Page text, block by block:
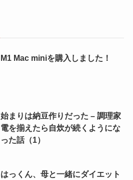
M1 Mac miniを購入しました！
始まりは納豆作りだった – 調理家
電を揃えたら自炊が続くようにな
った話（1）
はっくん、母と一緒にダイエット